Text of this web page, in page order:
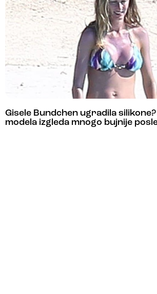
Gisele Bundchen ugradila
modela izgleda mnogo bujnije